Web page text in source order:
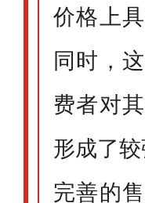
价格上
同时，
费者对
形成了较
完善的